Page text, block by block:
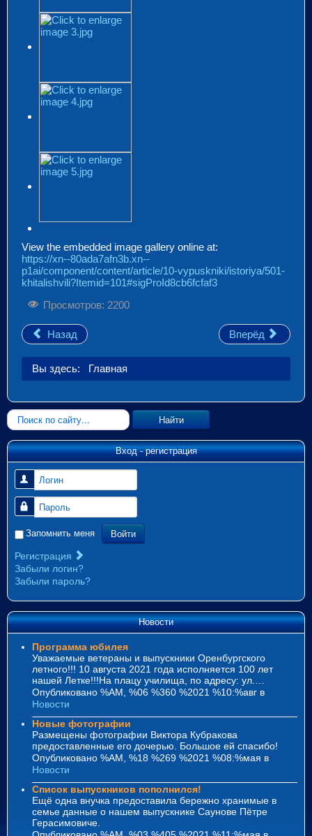
View the embedded image gallery online at:
https://xn--80ada7afn3b.xn--
p1ai/component/content/article/10-vypuskniki/istoriya/501-
khitalishvili?Itemid=101#sigProId8cb6fcfaf3
Просмотров: 2200
Назад Вперёд
Вы здесь: Главная
Искать... Найти
Вход - регистрация
Логин
Пароль
Запомнить меня Войти
Регистрация
Забыли логин?
Забыли пароль?
Новости
Программа юбилея
Уважаемые ветераны и выпускники Оренбургского
летного!!! 10 августа 2021 года исполняется 100 лет
нашей Летке!!!На плацу училища, по адресу: ул.…
Опубликовано %AM, %06 %360 %2021 %10:%авг в
Новости
Новые фотографии
Размещены фотографии Виктора Кубракова
предоставленные его дочерью. Большое ей спасибо!
Опубликовано %AM, %18 %269 %2021 %08:%мая в
Новости
Список выпускников пополнился!
Ещё одна внучка предоставила бережно хранимые в
семье данные о нашем выпускнике Саунове Пётре
Герасимовиче.